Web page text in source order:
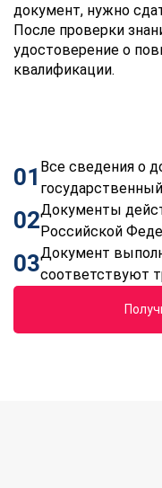
документ, нужно
После проверки
удостоверение о
квалификации.
01 Все сведения о
02Документы
Российской
03Документ
соответствуют